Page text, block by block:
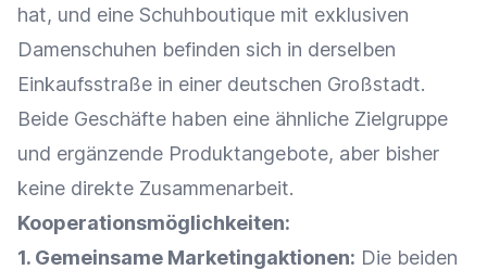
hat, und eine Schuhboutique mit exklusiven
Damenschuhen befinden sich in derselben
Einkaufsstraße in einer deutschen Großstadt.
Beide Geschäfte haben eine ähnliche Zielgruppe
und ergänzende Produktangebote, aber bisher
keine direkte Zusammenarbeit.
Kooperationsmöglichkeiten:
1. Gemeinsame Marketingaktionen: Die beiden